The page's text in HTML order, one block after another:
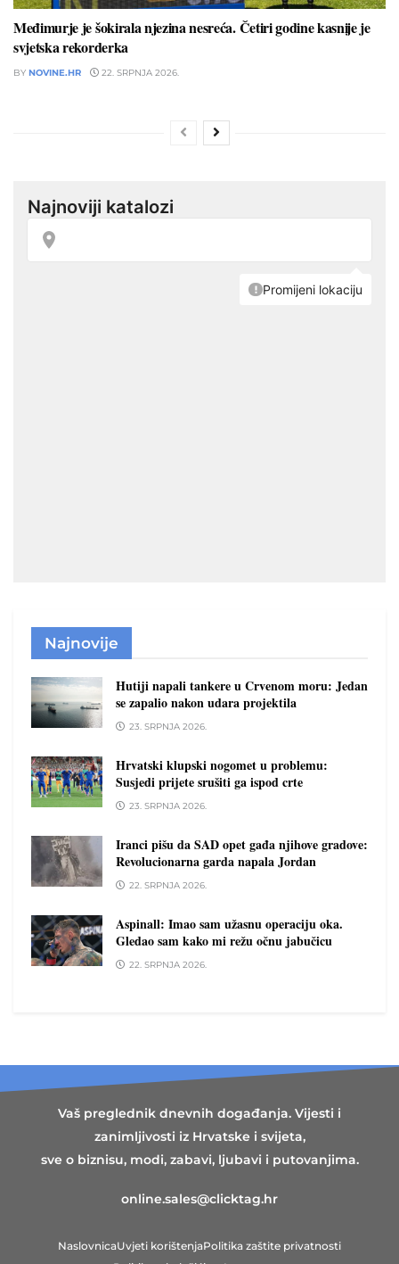
Međimurje je šokirala njezina nesreća. Četiri godine kasnije je
svjetska rekorderka
BY NOVINE.HR 22. SRPNJA 2026.
Najnovije
Hutiji napali tankere u Crvenom moru: Jedan
se zapalio nakon udara projektila
23. SRPNJA 2026.
Hrvatski klupski nogomet u problemu:
Susjedi prijete srušiti ga ispod crte
23. SRPNJA 2026.
Iranci pišu da SAD opet gađa njihove gradove:
Revolucionarna garda napala Jordan
22. SRPNJA 2026.
Aspinall: Imao sam užasnu operaciju oka.
Gledao sam kako mi režu očnu jabučicu
22. SRPNJA 2026.
Vaš preglednik dnevnih događanja. Vijesti i
zanimljivosti iz Hrvatske i svijeta,
sve o biznisu, modi, zabavi, ljubavi i putovanjima.
online.sales@clicktag.hr
NaslovnicaUvjeti korištenjaPolitika zaštite privatnosti